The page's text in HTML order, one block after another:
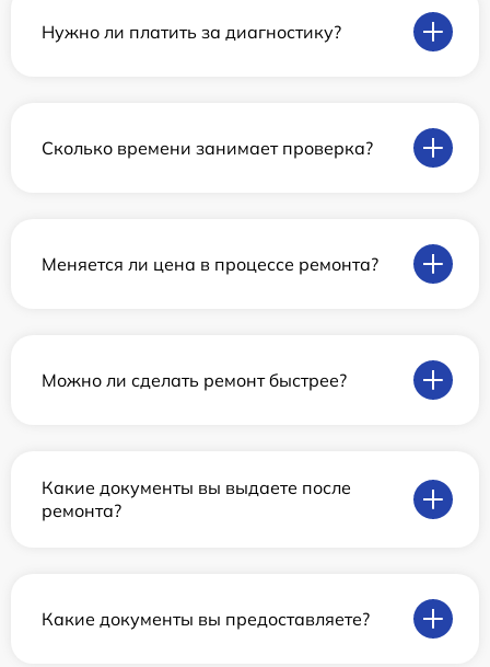
Нужно ли платить за диагностику?
Сколько времени занимает проверка?
Меняется ли цена в процессе ремонта?
Можно ли сделать ремонт быстрее?
Какие документы вы выдаете после
ремонта?
Какие документы вы предоставляете?